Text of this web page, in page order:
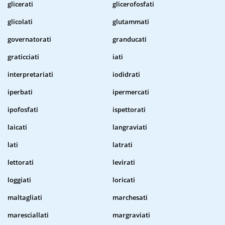
glicerati
glicerofosfati
glicolati
glutammati
governatorati
granducati
graticciati
iati
interpretariati
iodidrati
iperbati
ipermercati
ipofosfati
ispettorati
laicati
langraviati
lati
latrati
lettorati
levirati
loggiati
loricati
maltagliati
marchesati
maresciallati
margraviati